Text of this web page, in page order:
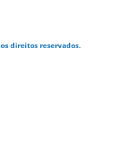
direitos reservados.